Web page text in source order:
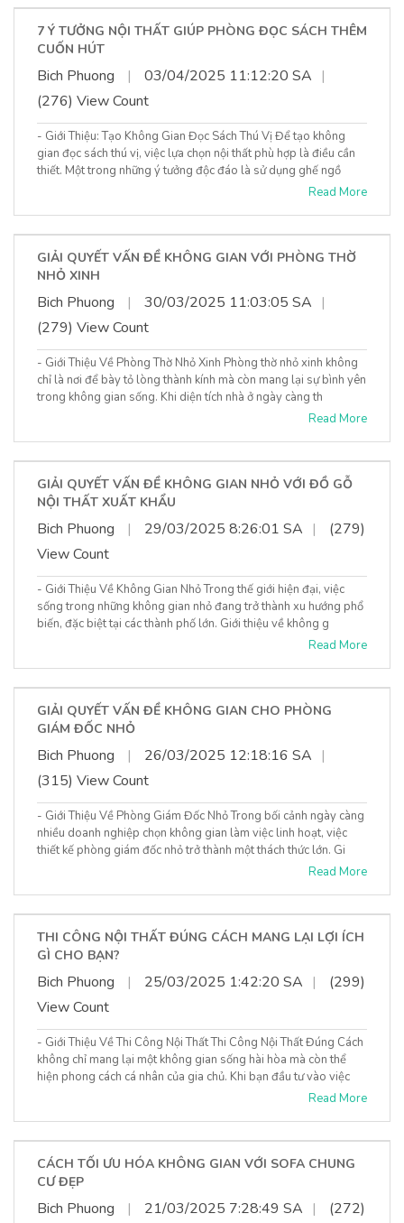
7 Ý TƯỞNG NỘI THẤT GIÚP PHÒNG ĐỌC SÁCH THÊM
CUỐN HÚT
Bich Phuong | 03/04/2025 11:12:20 SA |
(276) View Count
- Giới Thiệu: Tạo Không Gian Đọc Sách Thú Vị Để tạo không
gian đọc sách thú vị, việc lựa chọn nội thất phù hợp là điều cần
thiết. Một trong những ý tưởng độc đáo là sử dụng ghế ngồ
Read More
GIẢI QUYẾT VẤN ĐỀ KHÔNG GIAN VỚI PHÒNG THỜ
NHỎ XINH
Bich Phuong | 30/03/2025 11:03:05 SA |
(279) View Count
- Giới Thiệu Về Phòng Thờ Nhỏ Xinh Phòng thờ nhỏ xinh không
chỉ là nơi để bày tỏ lòng thành kính mà còn mang lại sự bình yên
trong không gian sống. Khi diện tích nhà ở ngày càng th
Read More
GIẢI QUYẾT VẤN ĐỀ KHÔNG GIAN NHỎ VỚI ĐỒ GỖ
NỘI THẤT XUẤT KHẨU
Bich Phuong | 29/03/2025 8:26:01 SA |
(279)
View Count
- Giới Thiệu Về Không Gian Nhỏ Trong thế giới hiện đại, việc
sống trong những không gian nhỏ đang trở thành xu hướng phổ
biến, đặc biệt tại các thành phố lớn. Giới thiệu về không g
Read More
GIẢI QUYẾT VẤN ĐỀ KHÔNG GIAN CHO PHÒNG
GIÁM ĐỐC NHỎ
Bich Phuong | 26/03/2025 12:18:16 SA |
(315) View Count
- Giới Thiệu Về Phòng Giám Đốc Nhỏ Trong bối cảnh ngày càng
nhiều doanh nghiệp chọn không gian làm việc linh hoạt, việc
thiết kế phòng giám đốc nhỏ trở thành một thách thức lớn. Gi
Read More
THI CÔNG NỘI THẤT ĐÚNG CÁCH MANG LẠI LỢI ÍCH
GÌ CHO BẠN?
Bich Phuong | 25/03/2025 1:42:20 SA |
(299)
View Count
- Giới Thiệu Về Thi Công Nội Thất Thi Công Nội Thất Đúng Cách
không chỉ mang lại một không gian sống hài hòa mà còn thể
hiện phong cách cá nhân của gia chủ. Khi bạn đầu tư vào việc
Read More
CÁCH TỐI ƯU HÓA KHÔNG GIAN VỚI SOFA CHUNG
CƯ ĐẸP
Bich Phuong | 21/03/2025 7:28:49 SA |
(272)